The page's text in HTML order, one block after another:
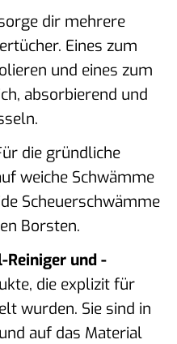
dir mehrere
Eines zum
und eines zum
absorbierend und
die gründliche
weiche Schwämme
Scheuerschwämme
Borsten.
und -
die explizit für
wurden. Sie sind in
auf das Material